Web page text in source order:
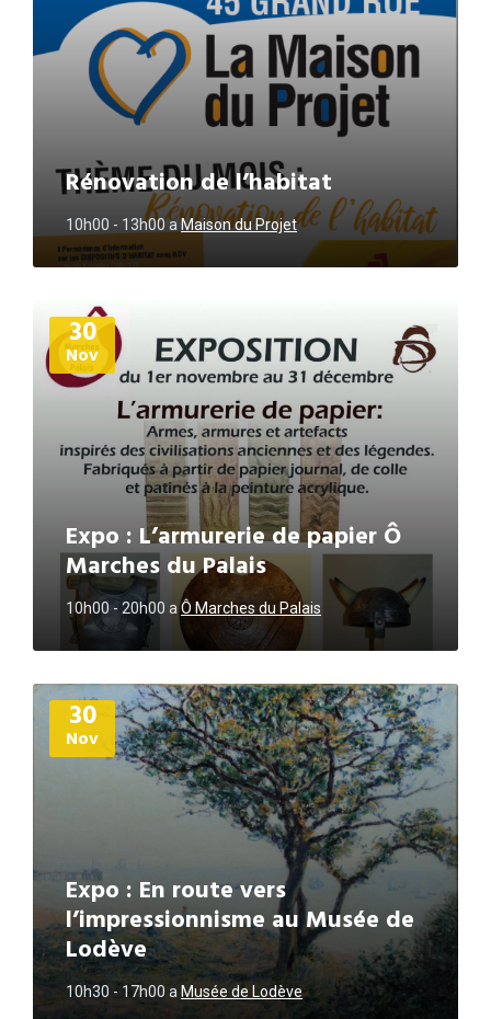
Rénovation de l’habitat
10h00 - 13h00aMaison du Projet
30
Nov
Expo : L’armurerie de papier Ô
Marches du Palais
10h00 - 20h00 aÔ Marches du Palais
d'informations
30
Nov
Expo : En route vers
l’impressionnisme au Musée de
Lodève
10h30 - 17h00 a Musée de Lodève
Plus
d'informations